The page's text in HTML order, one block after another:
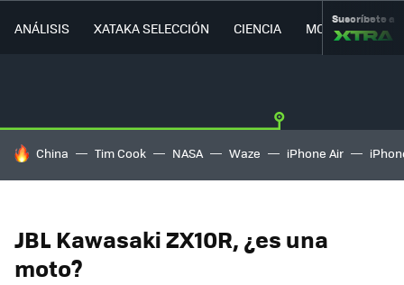
ANÁLISIS XATAKA SELECCIÓN CIENCIA MOVILIDAD
Suscríbete a
HOY SE HABLA DE
China Tim Cook NASA Waze iPhone Air
JBL Kawasaki ZX10R, ¿es una
moto?